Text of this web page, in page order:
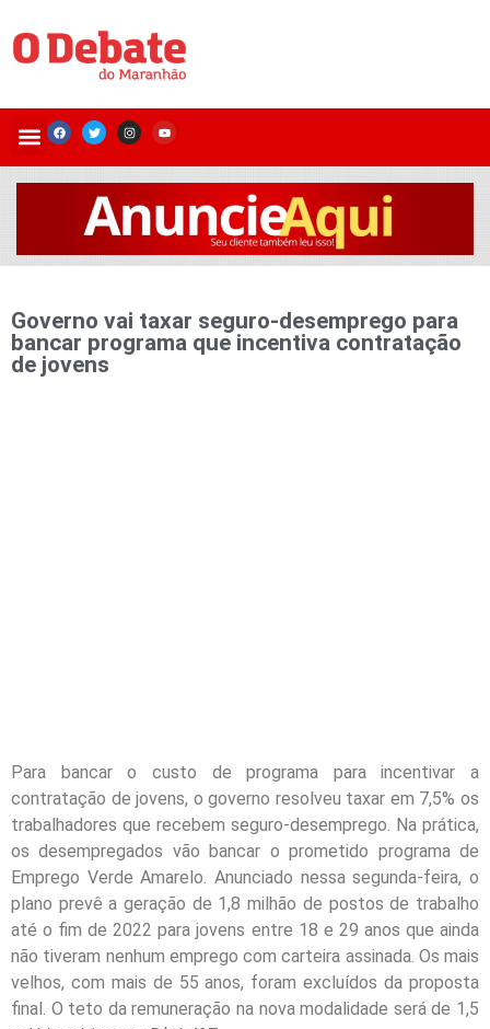
Governo vai taxar seguro-desemprego para
bancar programa que incentiva contratação
de jovens
Para bancar o custo de programa para incentivar a
contratação de jovens, o governo resolveu taxar em 7,5% os
trabalhadores que recebem seguro-desemprego. Na prática,
os desempregados vão bancar o prometido programa de
Emprego Verde Amarelo. Anunciado nessa segunda-feira, o
plano prevê a geração de 1,8 milhão de postos de trabalho
até o fim de 2022 para jovens entre 18 e 29 anos que ainda
não tiveram nenhum emprego com carteira assinada. Os mais
velhos, com mais de 55 anos, foram excluídos da proposta
final. O teto da remuneração na nova modalidade será de 1,5